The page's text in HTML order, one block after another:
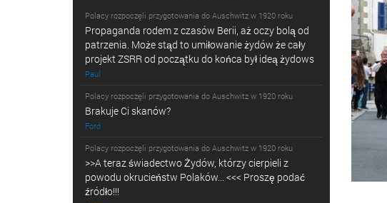
Polacy rozpoczęli przygotowania do Auschwitz w 1920 roku
Propaganda rodem z czasów Berii, aż oczy bolą od
patrzenia. Może stąd to umiłowanie żydów że cały
projekt ZSRR od początku do końca był ideą żydows
Paul
Polacy rozpoczęli przygotowania do Auschwitz w 1920 roku
Brakuje Ci skanów?
Ford
Polacy rozpoczęli przygotowania do Auschwitz w 1920 roku
>>A teraz świadectwo Żydów, którzy cierpieli z
powodu okrucieństw Polaków... <<< Proszę podać
źródło!!!